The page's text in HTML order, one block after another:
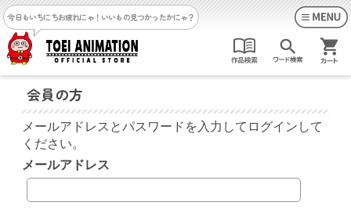
今日もいちにちお疲れにゃ！ いいもの見つかったかにゃ？
会員の方
メールアドレスとパスワードを入力してログインして
ください。
メールアドレス